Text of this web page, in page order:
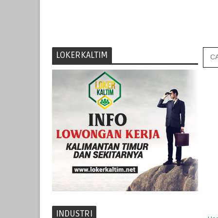
LOKERKALTIM
INDUSTRI